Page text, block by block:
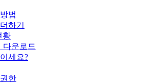
법
하기
황
다운로드
세요?
한